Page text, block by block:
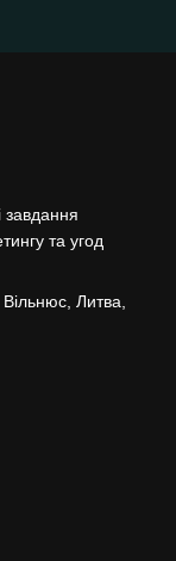
завдання
та угод
Литва,